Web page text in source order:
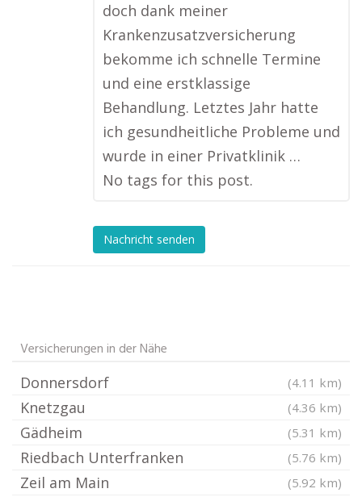
doch dank meiner
Krankenzusatzversicherung
bekomme ich schnelle Termine
und eine erstklassige
Behandlung. Letztes Jahr hatte
ich gesundheitliche Probleme und
wurde in einer Privatklinik …
No tags for this post.
Nachricht senden
Versicherungen in der Nähe
Donnersdorf (4.11 km)
Knetzgau (4.36 km)
Gädheim (5.31 km)
Riedbach Unterfranken (5.76 km)
Zeil am Main (5.92 km)